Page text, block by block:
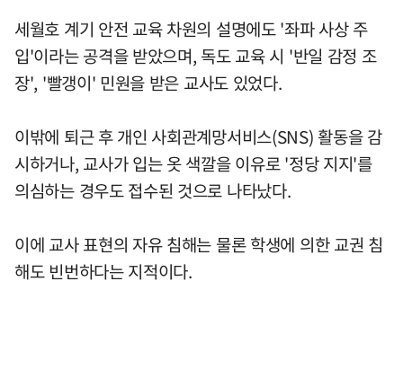
세월호 계기 안전 교육 차원의 설명에도 '좌파 사상 주
입'이라는 공격을 받았으며, 독도 교육 시 '반일 감정 조
장', '빨갱이' 민원을 받은 교사도 있었다.
이밖에 퇴근 후 개인 사회관계망서비스(SNS) 활동을 감
시하거나, 교사가 입는 옷 색깔을 이유로 '정당 지지'를
의심하는 경우도 접수된 것으로 나타났다.
이에 교사 표현의 자유 침해는 물론 학생에 의한 교권 침
해도 빈번하다는 지적이다.